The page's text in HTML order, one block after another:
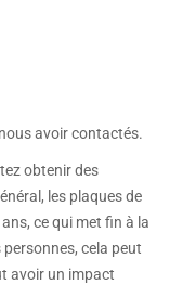
avoir contactés.
obtenir des
les plaques de
ce qui met fin à la
cela peut
avoir un impact